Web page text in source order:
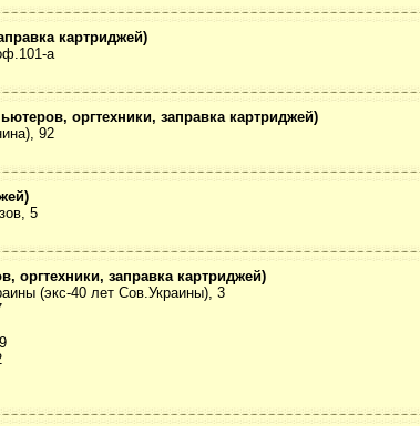
картриджей)
а
оргтехники, заправка картриджей)
92
5
заправка картриджей)
(экс-40 лет Сов.Украины), 3